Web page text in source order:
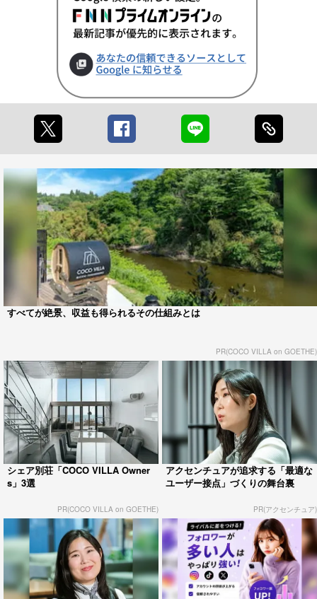
すべてが絶景、収益も得られるその仕組みとは
PR(COCO VILLA on GOETHE)
シェア別荘「COCO VILLA Owner
s」3選
PR(COCO VILLA on GOETHE)
アクセンチュアが追求する「最適な
ユーザー接点」づくりの舞台裏
PR(アクセンチュア)